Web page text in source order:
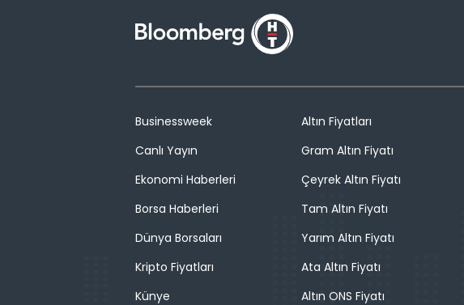
Businessweek
Canlı Yayın
Ekonomi Haberleri
Borsa Haberleri
Dünya Borsaları
Kripto Fiyatları
Künye
Altın Fiyatları
Gram Altın Fiyatı
Çeyrek Altın Fiyatı
Tam Altın Fiyatı
Yarım Altın Fiyatı
Ata Altın Fiyatı
Altın ONS Fiyatı